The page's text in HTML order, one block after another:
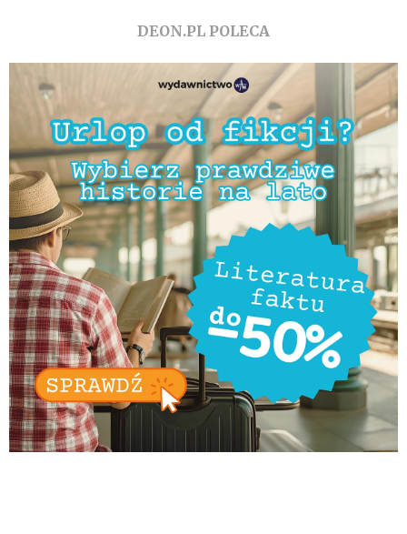
DEON.PL POLECA